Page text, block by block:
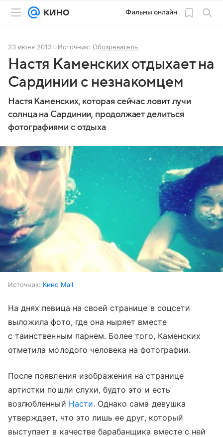
Фильмы онлайн
23 июня 2013 Источник: Обозреватель
Настя Каменских отдыхает на
Сардинии с незнакомцем
Настя Каменских, которая сейчас ловит лучи
солнца на Сардинии, продолжает делиться
фотографиями с отдыха
Источник: Кино Mail
На днях певица на своей странице в соцсети
выложила фото, где она ныряет вместе
с таинственным парнем. Более того, Каменских
отметила молодого человека на фотографии.
После появления изображения на странице
артистки пошли слухи, будто это и есть
возлюбленный Насти. Однако сама девушка
утверждает, что это лишь ее друг, который
выступает в качестве барабанщика вместе с ней